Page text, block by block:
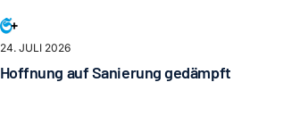
24. JULI 2026
Hoffnung auf Sanierung gedämpft